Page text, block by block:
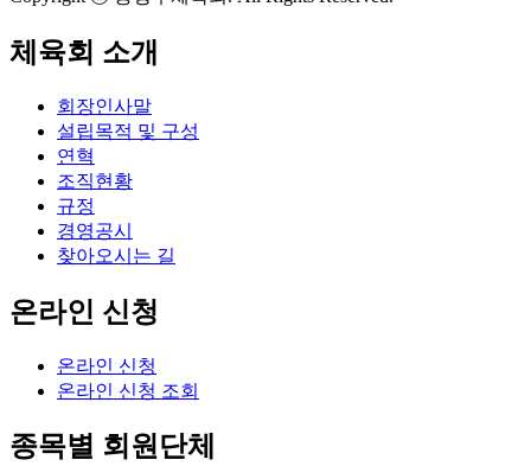
체육회 소개
회장인사말
설립목적 및 구성
연혁
조직현황
규정
경영공시
찾아오시는 길
온라인 신청
온라인 신청
온라인 신청 조회
종목별 회원단체